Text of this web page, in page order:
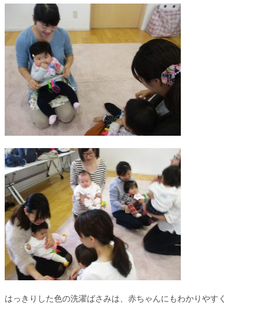
はっきりした色の洗濯ばさみは、赤ちゃんにもわかりやすく